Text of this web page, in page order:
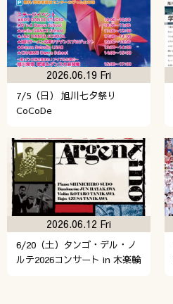
7/5（日） 旭川七夕祭り
CoCoDe
2026.06.19 Fri
6/20（土）タンゴ・デル・ノ
ルテ2026コンサート in 木楽輪
2026.06.12 Fri